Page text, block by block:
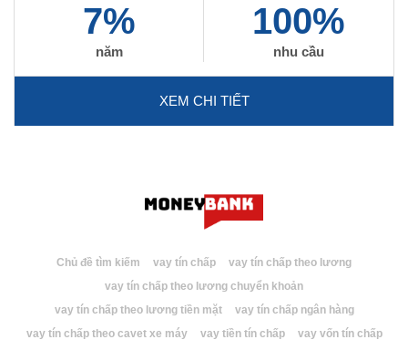
7%
năm
100%
nhu cầu
XEM CHI TIẾT
Chủ đề tìm kiếm vay tín chấp
vay tín chấp theo lương
vay tín chấp theo lương chuyển khoản
vay tín chấp theo lương tiền mặt
vay tín chấp ngân hàng
vay tín chấp theo cavet xe máy
vay tiền tín chấp vay vốn tín chấp